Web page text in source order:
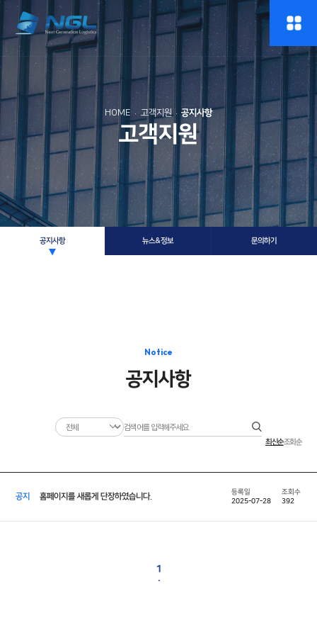
HOME 고객지원 공지사항
고객지원
공지사항 뉴스&정보 문의하기
Notice
공지사항
최신순조회순
공지 홈페이지를 새롭게 단장하였습니다. 2025-07-28 392
1